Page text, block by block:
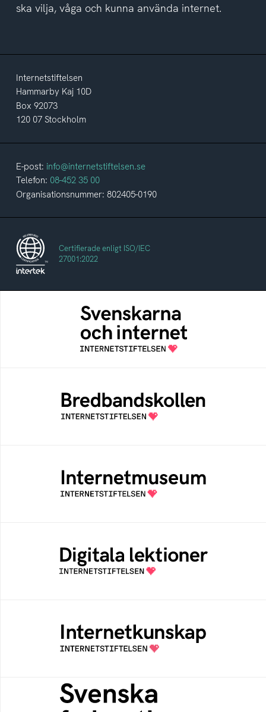
ska vilja, våga och kunna använda internet.
Internetstiftelsen
Hammarby Kaj 10D
Box 92073
120 07 Stockholm
E-post: info@internetstiftelsen.se
Telefon: 08-452 35 00
Organisationsnummer: 802405-0190
Certifierade enligt ISO/IEC
27001:2022
Svenskarna och internet
En årlig studie av svenska folkets
internetvanor
Bredbandskollen är ett oberoende
konsumentverktyg som drivs av
Internetstiftelsen
Ett digitalt museum som byggts, och kureras
av Internetstiftelsen
Öppen digital lärresurs med färdiga lektioner
för alla stadier i grundskolan
Samlad kunskap som hjälper dig att bli en
säker och medveten internetanvändare
Svenska federationer